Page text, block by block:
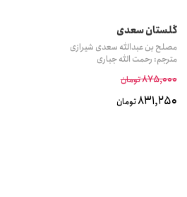
گلستان سعدی
مصلح بن عبدالله سعدی شیرازی
مترجم: رحمت الله جباری
875,000تومان
831,250تومان